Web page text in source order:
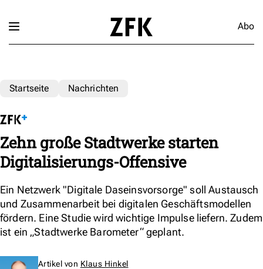
Abo
Startseite Nachrichten
Zehn große Stadtwerke starten
Digitalisierungs-Offensive
Ein Netzwerk "Digitale Daseinsvorsorge" soll Austausch
und Zusammenarbeit bei digitalen Geschäftsmodellen
fördern. Eine Studie wird wichtige Impulse liefern. Zudem
ist ein „Stadtwerke Barometer“ geplant.
Artikel von Klaus Hinkel